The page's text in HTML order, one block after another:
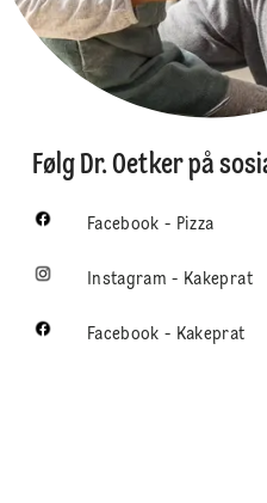
Følg Dr. Oetker på
Facebook - Pizza
Instagram - Kakeprat
Facebook - Kakeprat